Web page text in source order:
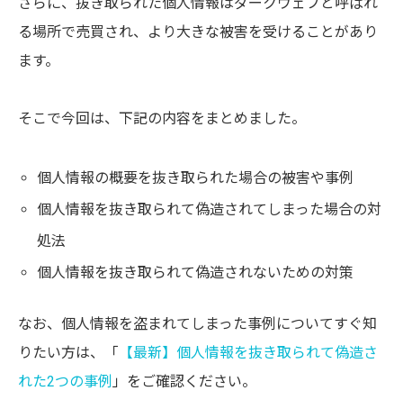
る場所で売買され、より大きな被害を受けることがあり
ます。
そこで今回は、下記の内容をまとめました。
個人情報の概要を抜き取られた場合の被害や事例
個人情報を抜き取られて偽造されてしまった場合の対
処法
個人情報を抜き取られて偽造されないための対策
なお、個人情報を盗まれてしまった事例についてすぐ知
りたい方は、「 【最新】個人情報を抜き取られて偽造さ
れた2つの事例 」をご確認ください。